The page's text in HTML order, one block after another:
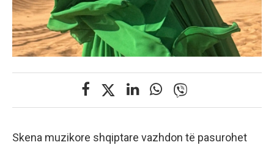
Skena muzikore shqiptare vazhdon të pasurohet